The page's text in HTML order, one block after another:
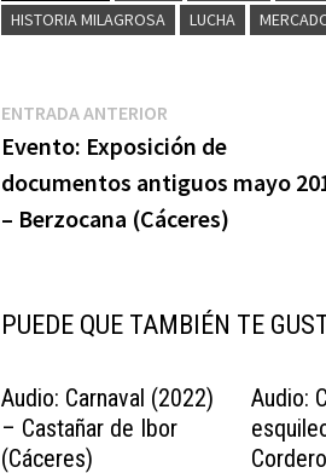
HISTORIA MILAGROSA
LUCHA
Navegación
de
entradas
ENTRADA ANTERIOREntrada
anterior:
Evento: Exposición de
documentos antiguos mayo
– Berzocana (Cáceres)
PUEDE QUE TAMBIÉN TE
Audio: Carnaval (2022)
– Castañar de Ibor
(Cáceres)
Audio: